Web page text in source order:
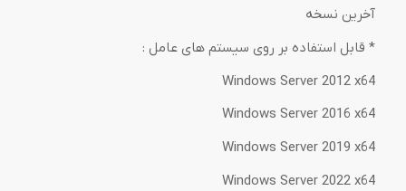
آخرین نسخه
* قابل استفاده بر روی سیستم های عامل :
Windows Server 2012 x64
Windows Server 2016 x64
Windows Server 2019 x64
Windows Server 2022 x64